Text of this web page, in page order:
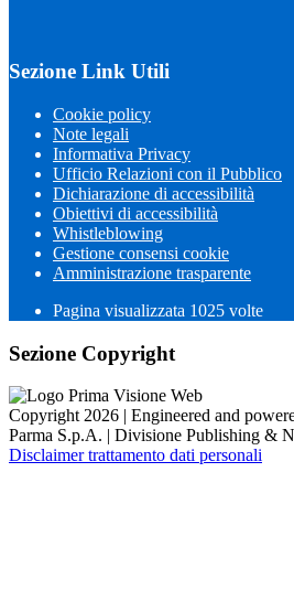
Sezione Link Utili
Cookie policy
Note legali
Informativa Privacy
Ufficio Relazioni con il Pubblico
Dichiarazione di accessibilità
Obiettivi di accessibilità
Whistleblowing
Gestione consensi cookie
Amministrazione trasparente
Pagina visualizzata 1025 volte
Sezione Copyright
Copyright 2026 | Engineered and
Parma S.p.A. | Divisione Publishing &
Disclaimer trattamento dati personali